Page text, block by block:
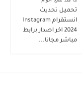
تحميل تحديث
انستقرام Instagram
2024 اخر اصدار برابط
مباشر مجانا...